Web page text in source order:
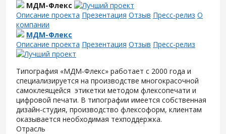
МДМ-Флекс
Описание проекта Презентация Отзыв Пресс-релиз О
компании
МДМ-Флекс
Описание проекта Презентация Отзыв Пресс-релиз
Типография «МДМ-Флекс» работает с 2000 года и
специализируется на производстве многокрасочной
самоклеящейся этикетки методом флексопечати и
цифровой печати. В типографии имеется собственная
дизайн-студия, производство флексоформ, клиентам
оказывается необходимая техподдержка.
Отрасль